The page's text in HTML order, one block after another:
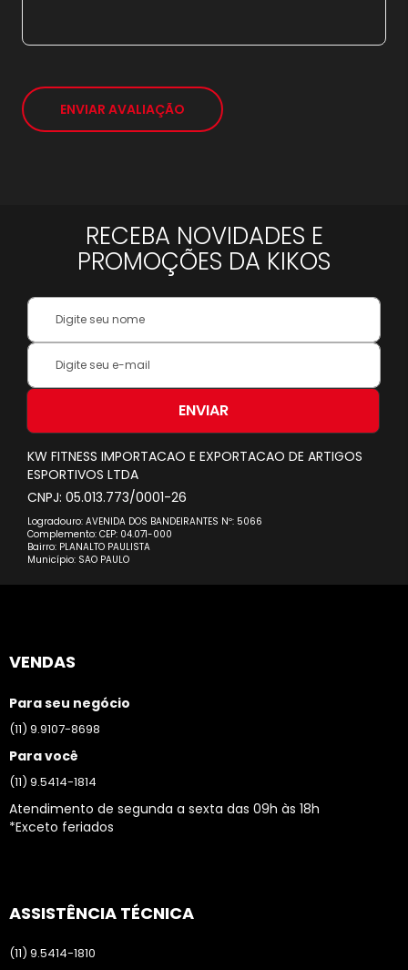
ENVIAR AVALIAÇÃO
RECEBA NOVIDADES E
PROMOÇÕES DA KIKOS
Your
Name:
Inscreva-
na
Newsletter:
ENVIAR
KW FITNESS IMPORTACAO E EXPORTACAO DE ARTIGOS
ESPORTIVOS LTDA
CNPJ: 05.013.773/0001-26
Logradouro: AVENIDA DOS BANDEIRANTES Nº: 5066
Complemento: CEP: 04.071-000
Bairro: PLANALTO PAULISTA
Município: SAO PAULO
VENDAS
Para seu negócio
(11) 9.9107-8698
Para você
(11) 9.5414-1814
Atendimento de segunda a sexta das 09h às 18h
*Exceto feriados
ASSISTÊNCIA TÉCNICA
(11) 9.5414-1810